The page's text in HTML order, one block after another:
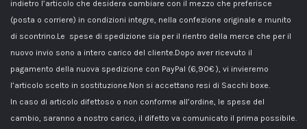
indietro l’articolo che desidera cambiare con il mezzo che preferisce
(posta o corriere) in condizioni integre, nella confezione originale e munito
di scontrino.Le spese di spedizione sia per il rientro della merce che per il
nuovo invio sono a intero carico del cliente.Dopo aver ricevuto il
pagamento della nuova spedizione con PayPal (6,90€ ), vi invieremo
l’articolo scelto in sostituzione.Non si accettano resi di Sacchi boxe.
In caso di articolo difettoso o non conforme all’ordine, le spese del
cambio, saranno a nostro carico, il difetto va comunicato il prima possibile.